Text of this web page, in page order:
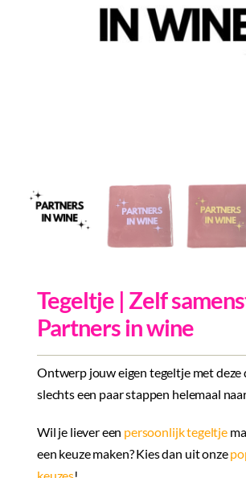
Overige
Tegeltje | Zelf
Partners in wine
Ontwerp jouw eigen tegeltje met deze
slechts een paar stappen helemaal
Wil je liever een persoonlijk tegeltje
een keuze maken? Kies dan uit onze